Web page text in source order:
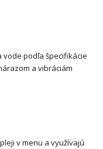
vode podľa špecifikácie
a vibráciám
v menu a využívajú